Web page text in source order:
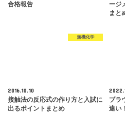
合格報告
ージ
まと
無機化学
2016.10.10
接触法の反応式の作り方と入試に
出るポイントまとめ
ブラ
違い